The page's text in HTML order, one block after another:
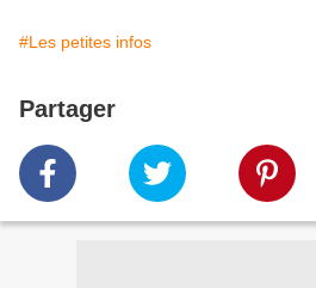
#Les petites infos
Partager